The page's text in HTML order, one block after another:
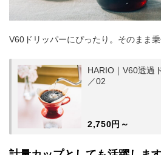
V60ドリッパーにぴったり。そのまま乗
HARIO｜V60透過
／02
2,750円～